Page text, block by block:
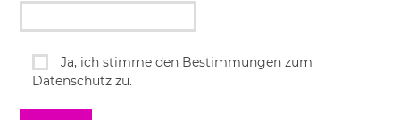
Ja, ich stimme den Bestimmungen zum
Datenschutz zu.